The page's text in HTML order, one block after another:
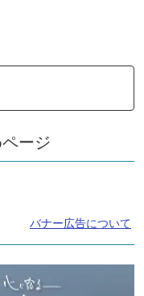
ージ
バナー広告について